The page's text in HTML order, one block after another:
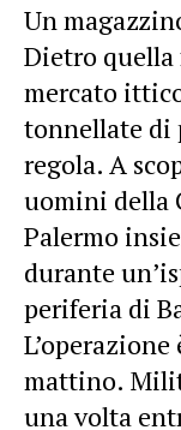
Un
Dietro quella
mercato
tonnellate di
regola. A
uomini della
Palermo
durante
periferia di
mattino.
una volta